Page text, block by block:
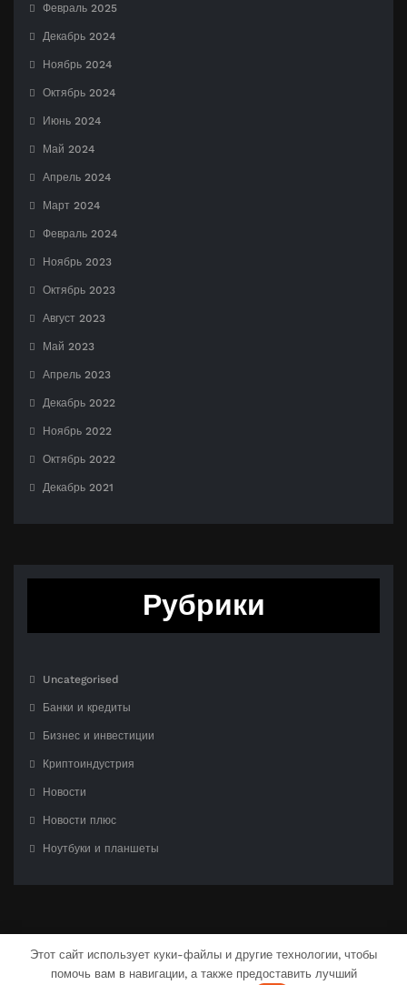
Февраль 2025
Декабрь 2024
Ноябрь 2024
Октябрь 2024
Июнь 2024
Май 2024
Апрель 2024
Март 2024
Февраль 2024
Ноябрь 2023
Октябрь 2023
Август 2023
Май 2023
Апрель 2023
Декабрь 2022
Ноябрь 2022
Октябрь 2022
Декабрь 2021
Рубрики
Uncategorised
Банки и кредиты
Бизнес и инвестиции
Криптоиндустрия
Новости
Новости плюс
Ноутбуки и планшеты
С гордостью созлано наWordPress| Тема:CloudPress Dark
Этот сайт использует куки-файлы и другие технологии, чтобы
помочь вам в навигации, а также предоставить лучший